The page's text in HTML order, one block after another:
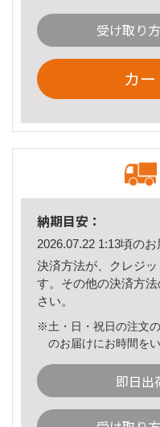
受け取り
カ
納期目安：
2026.07.22 1:13頃のお
決済方法が、クレジ
す。その他の決済方
さい。
※土・日・祝日の注文
のお届けにお時間を
即日出